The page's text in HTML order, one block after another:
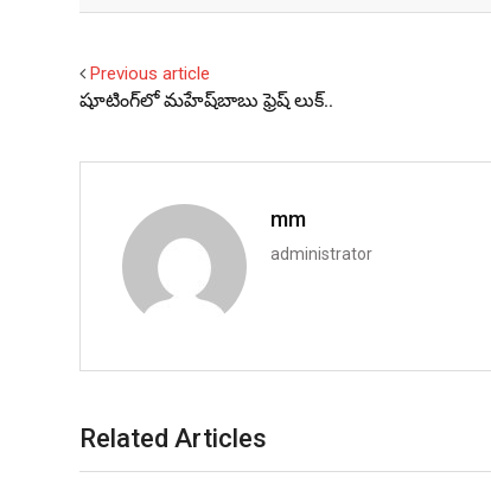
Previous article
షూటింగ్‌లో మహేష్‌బాబు ఫ్రెష్‌ లుక్‌‌‌..
mm
administrator
Related Articles